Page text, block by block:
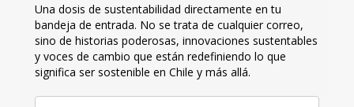
Una dosis de sustentabilidad directamente en tu
bandeja de entrada. No se trata de cualquier correo,
sino de historias poderosas, innovaciones sustentables
y voces de cambio que están redefiniendo lo que
significa ser sostenible en Chile y más allá.